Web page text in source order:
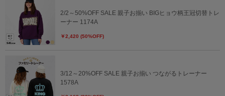
2/2～50%OFF SALE 親子お揃い BIGヒョウ柄王冠切替トレ
ーナー 1174A
￥2,420 (50%OFF)
3/12～20%OFF SALE 親子お揃い つながるトレーナー
1578A